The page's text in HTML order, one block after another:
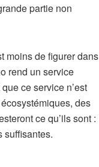
partie non
moins de figurer dans
rend un service
ce service n’est
des
ce qu’ils sont :
suffisantes.